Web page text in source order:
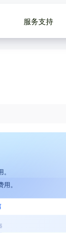
服务支持